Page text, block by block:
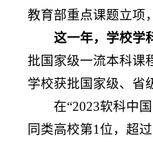
教育部重点课题立项
这一年，学校学
批国家级一流本科课
学校获批国家级、省
在“2023软科中
同类高校第1位，超